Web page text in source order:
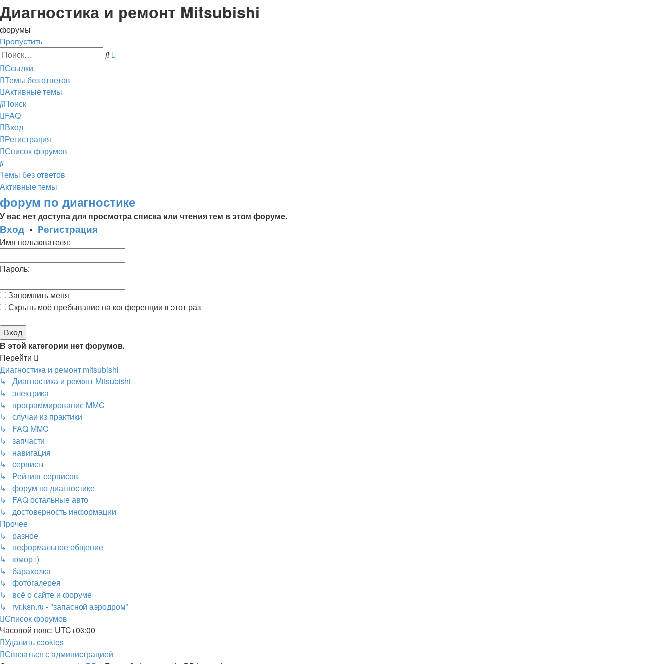
Диагностика и ремонт Mitsubishi
форумы
Пропустить
Поиск
Ссылки
Темы без ответов
Активные темы
Поиск
FAQ
Вход
Регистрация
Список форумов
Поиск
Темы без ответов
Активные темы
форум по диагностике
У вас нет доступа для просмотра списка или чтения тем в этом форуме.
Вход • Регистрация
Имя пользователя:
Пароль:
Запомнить меня
Скрыть моё пребывание на конференции в этот раз
В этой категории нет форумов.
Перейти
Диагностика и ремонт mitsubishi
↳ Диагностика и ремонт Mitsubishi
↳ электрика
↳ программирование MMC
↳ случаи из практики
↳ FAQ MMC
↳ запчасти
↳ навигация
↳ сервисы
↳ Рейтинг сервисов
↳ форум по диагностике
↳ FAQ остальные авто
↳ достоверность информации
Прочее
↳ разное
↳ неформальное общение
↳ юмор :)
↳ барахолка
↳ фотогалерея
↳ всё о сайте и форуме
↳ rvr.ksn.ru - "запасной аэродром"
Список форумов
Часовой пояс: UTC+03:00
Удалить cookies
Связаться с администрацией